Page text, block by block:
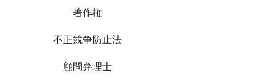
著作権
不正競争防止法
顧問弁理士